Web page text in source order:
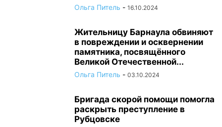
Ольга Питель - 16.10.2024
Жительницу Барнаула обвиняют
в повреждении и осквернении
памятника, посвящённого
Великой Отечественной...
Ольга Питель - 03.10.2024
Бригада скорой помощи помогла
раскрыть преступление в
Рубцовске